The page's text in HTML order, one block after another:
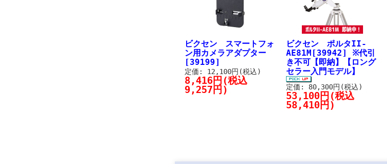
ビクセン スマートフォ
ン用カメラアダプター
[39199]
定価: 12,100円(税込)
8,416円(税込
9,257円)
ビクセン ポルタII-
AE81M[39942] ※代引
き不可【即納】【ロング
セラー入門モデル】
定価: 80,300円(税込)
53,100円(税込
58,410円)